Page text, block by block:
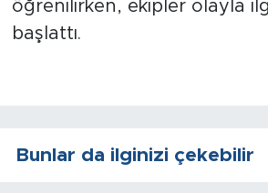
öğrenilirken, ekipler olayla
başlattı.
Bunlar da ilginizi çekebilir
Sinema
Adıyaman